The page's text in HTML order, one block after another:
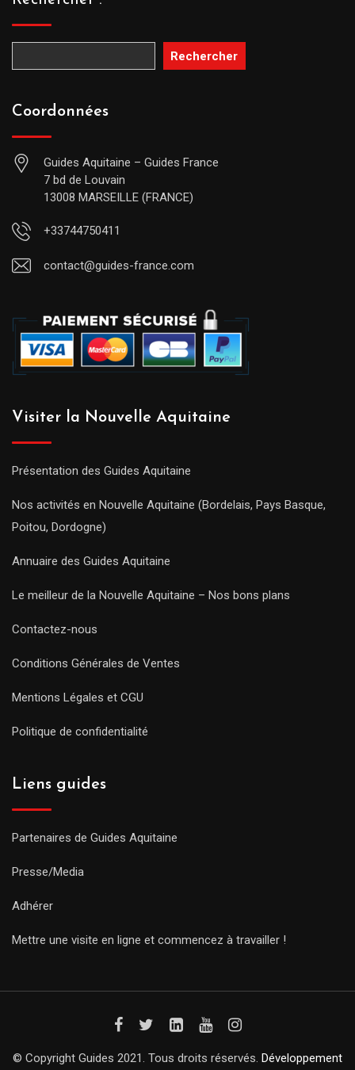
Rechercher
Coordonnées
Guides Aquitaine – Guides France
7 bd de Louvain
13008 MARSEILLE (FRANCE)
+33744750411
contact@guides-france.com
Visiter la Nouvelle Aquitaine
Présentation des Guides Aquitaine
Nos activités en Nouvelle Aquitaine (Bordelais, Pays Basque,
Poitou, Dordogne)
Annuaire des Guides Aquitaine
Le meilleur de la Nouvelle Aquitaine – Nos bons plans
Contactez-nous
Conditions Générales de Ventes
Mentions Légales et CGU
Politique de confidentialité
Liens guides
Partenaires de Guides Aquitaine
Presse/Media
Adhérer
Mettre une visite en ligne et commencez à travailler !
© Copyright Guides 2021. Tous droits réservés. Développement